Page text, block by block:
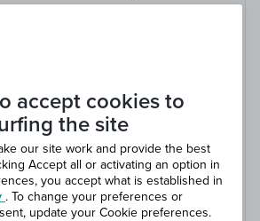
accept cookies to
the site
our site work and provide the best
Accept all or activating an option in
you accept what is established in
. To change your preferences or
update your Cookie preferences.